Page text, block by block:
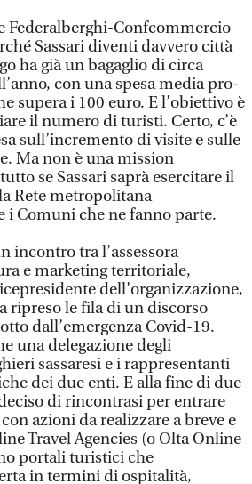
Federalberghi-Confcommercio
Sassari diventi davvero città
ha già un bagaglio di circa
con una spesa media pro-
supera i 100 euro. E l’obiettivo è
il numero di turisti. Certo, c’è
sull’incremento di visite e sulle
Ma non è una mission
se Sassari saprà esercitare il
Rete metropolitana
i Comuni che ne fanno parte.
incontro tra l’assessora
e marketing territoriale,
dell’organizzazione,
ripreso le fila di un discorso
dall’emergenza Covid-19.
una delegazione degli
sassaresi e i rappresentanti
dei due enti. E alla fine di due
di rincontrasi per entrare
azioni da realizzare a breve e
Travel Agencies (o Olta Online
portali turistici che
in termini di ospitalità,